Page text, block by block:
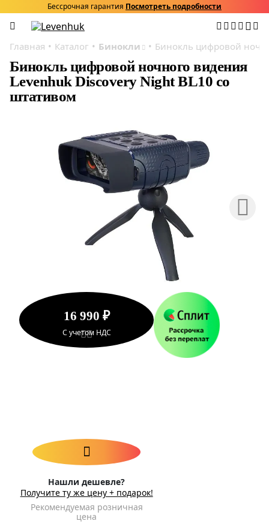
Бессрочная гарантия Посмотреть подробности
Главная Каталог Бинокли Бинокль цифровой
Бинокль цифровой ночного видения
Levenhuk Discovery Night BL10 со
штативом
16 990 ₽
С учетом НДС
Нашли дешевле?
Получите ту же цену + подарок!
Рекомендуемая розничная
цена